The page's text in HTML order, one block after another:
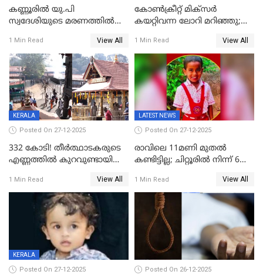
കണ്ണൂരിൽ യു.പി
സ്വദേശിയുടെ മരണത്തിൽ
കേസ്; തർക്കമുണ്ടായത്
ഫേഷ്യലിന് 300 രൂപ
ആവശ്യപ്പെട്ടതിനെച്ചൊല്ലി
1 Min Read View All
കോണ്‍ക്രീറ്റ് മിക്‌സര്‍
കയറ്റിവന്ന ലോറി മറിഞ്ഞു;
അപകടം കണ്ണൂരിൽ
1 Min Read View All
KERALA
Posted On 27-12-2025
332 കോടി! തീർത്ഥാടകരുടെ
എണ്ണത്തിൽ കുറവുണ്ടായിട്ടും
കുതിച്ചുയരുന്നു
1 Min Read View All
LATEST NEWS
Posted On 27-12-2025
രാവിലെ 11മണി മുതൽ
കണ്ടിട്ടില്ല; ചിറ്റൂരിൽ നിന്ന് 6
1 Min Read View All
KERALA
Posted On 27-12-2025 Posted On 26-12-2025